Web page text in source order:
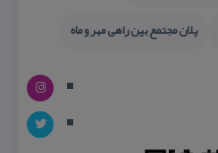
پلان مجتمع بین راهی مهر و ماه